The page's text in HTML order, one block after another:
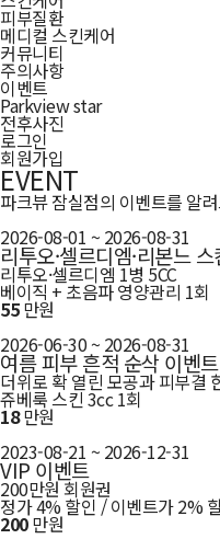
피부질환
메디컬 스킨케어
커뮤니티
주의사항
이벤트
Parkview star
전후사진
로그인
회원가입
EVENT
파크뷰 잠실점의 이벤트를 알
2026-08-01 ~ 2026-08-31
리투오·셀르디엠·리본느
리투오·셀르디엠 1병 5CC
베이직 + 초음파 영양관리 1회
55만원
2026-06-30 ~ 2026-08-31
여름 피부 흔적 순삭 이벤트
더위로 확 열린 모공과 피부결
쥬베룩 스킨 3cc 1회
18만원
2023-08-21 ~ 2026-12-31
VIP 이벤트
200만원 회원권
정가 4% 할인 / 이벤트가 2%
200만원